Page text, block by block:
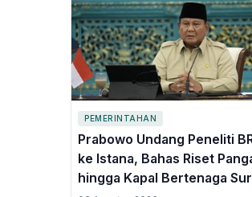
PEMERINTAHAN
Prabowo Undang Peneliti
ke Istana, Bahas Riset
hingga Kapal Bertenaga